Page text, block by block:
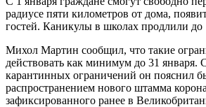
радиусе пяти километров от дома,
гостей. Каникулы в школах продлили до
Михол Мартин сообщил, что такие
действовать как минимум до 31 января.
карантинных ограничений он пояснил
распространением нового штамма
зафиксированного ранее в